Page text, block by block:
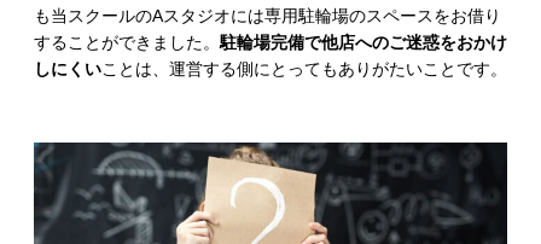
も当スクールのAスタジオには専用駐輪場のスペースをお借り
することができました。 駐輪場完備で他店へのご迷惑をおかけ
しにくいことは、運営する側にとってもありがたいことです。